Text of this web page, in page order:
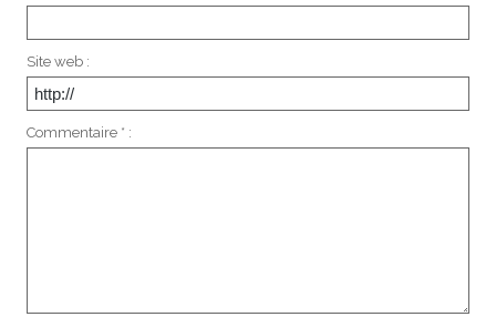
Site web :
Commentaire * :